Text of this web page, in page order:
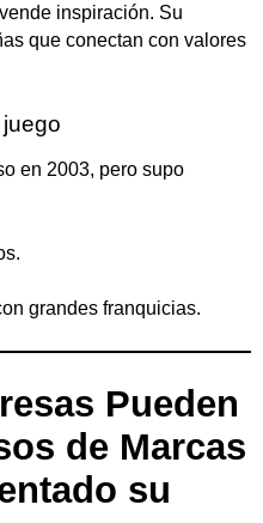
inspiración. Su
que conectan con valores
en 2003, pero supo
grandes franquicias.
Pueden
de Marcas
su